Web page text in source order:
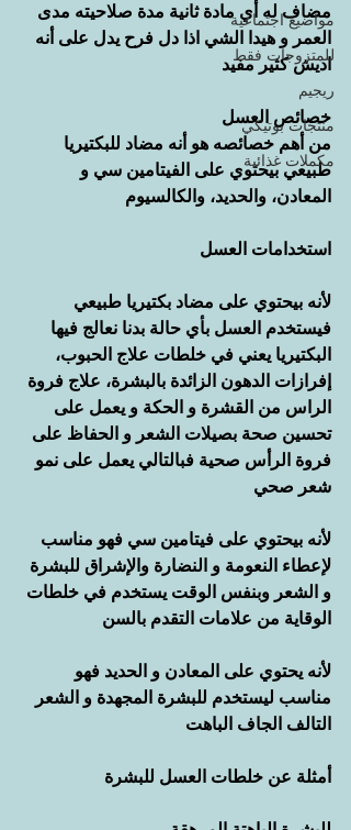
مواضيع اجتماعية
للمتزوجات فقط
ريجيم
منتجات بوتيكي
مكملات غذائية
مضاف له أي مادة ثانية مدة صلاحيته مدى
العمر و هيدا الشي اذا دل فرح يدل على أنه
اديش كثير مفيد
خصائص العسل
من أهم خصائصه هو أنه مضاد للبكتيريا
طبيعي بيحتوي على الفيتامين سي و
المعادن، والحديد، والكالسيوم
استخدامات العسل
لأنه بيحتوي على مضاد بكتيريا طبيعي
فيستخدم العسل بأي حالة بدنا نعالج فيها
البكتيريا يعني في خلطات علاج الحبوب،
إفرازات الدهون الزائدة بالبشرة، علاج فروة
الراس من القشرة و الحكة و يعمل على
تحسين صحة بصيلات الشعر و الحفاظ على
فروة الرأس صحية فبالتالي يعمل على نمو
شعر صحي
لأنه بيحتوي على فيتامين سي فهو مناسب
لإعطاء النعومة و النضارة والإشراق للبشرة
و الشعر وبنفس الوقت يستخدم في خلطات
الوقاية من علامات التقدم بالسن
لأنه يحتوي على المعادن و الحديد فهو
مناسب ليستخدم للبشرة المجهدة و الشعر
التالف الجاف الباهت
أمثلة عن خلطات العسل للبشرة